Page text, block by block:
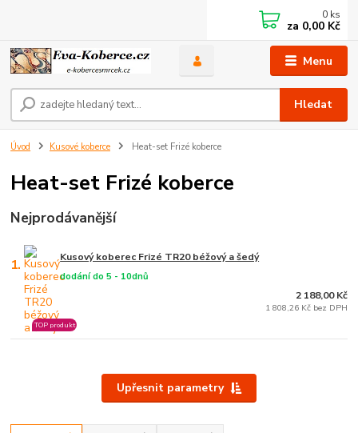
Menu
Hledat
0 ks
za 0,00 Kč
Úvod Kusové koberce Heat-set Frizé koberce
Heat-set Frizé koberce
Nejprodávanější
1. Kusový koberec Frizé TR20 béžový a šedý
dodání do 5 - 10dnů
TOP produkt
2 188,00 Kč
1 808,26 Kč bez DPH
Upřesnit parametry